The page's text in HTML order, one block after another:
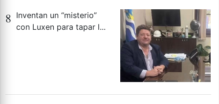
8 Inventan un “misterio”
con Luxen para tapar l...